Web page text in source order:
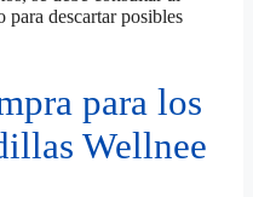
para descartar posibles
para los
Wellnee